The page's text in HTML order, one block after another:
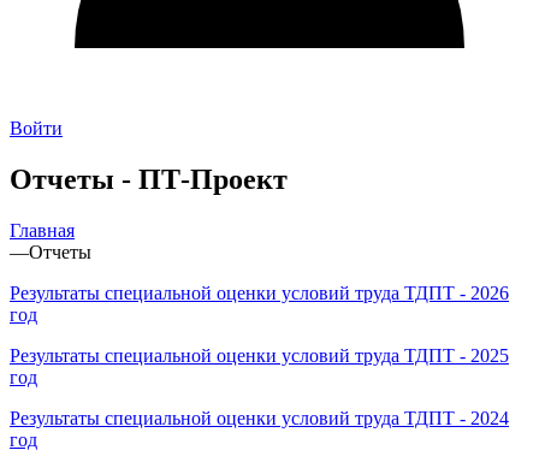
Войти
Отчеты - ПТ-Проект
Главная
—Отчеты
Результаты специальной оценки условий труда ТДПТ - 2026
год
Результаты специальной оценки условий труда ТДПТ - 2025
год
Результаты специальной оценки условий труда ТДПТ - 2024
год